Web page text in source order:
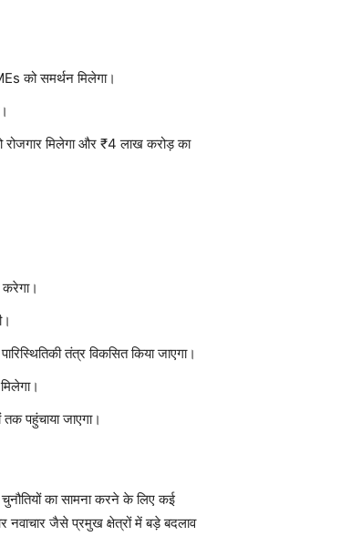
को समर्थन मिलेगा।
मिलेगा और ₹4 लाख करोड़ का
तंत्र विकसित किया जाएगा।
पहुंचाया जाएगा।
का सामना करने के लिए कई
जैसे प्रमुख क्षेत्रों में बड़े बदलाव